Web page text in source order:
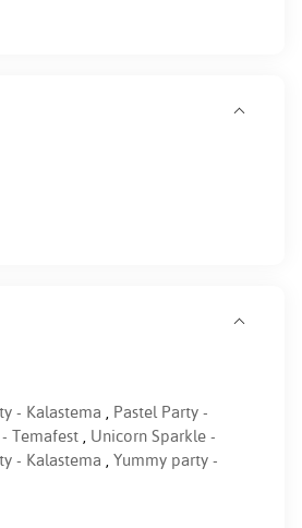
- Kalastema , Pastel Party -
Temafest , Unicorn Sparkle -
- Kalastema , Yummy party -